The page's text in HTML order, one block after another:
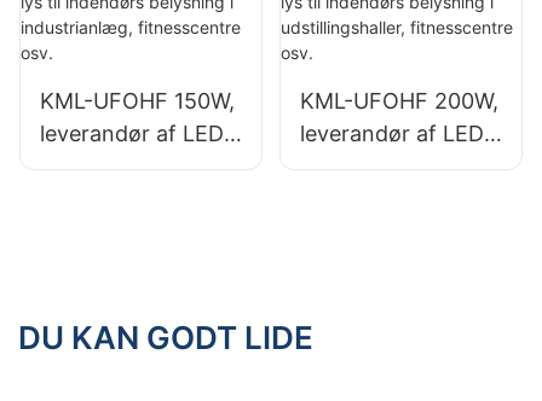
andre indendørs
belysningsapplikati
andre indendørs
belysningsapplikati
KML-UFOHF 150W,
leverandør af LED-
high bay-lys til
KML-UFOHF 200W,
leverandør af LED-
high bay-lys til
DU KAN GODT LIDE